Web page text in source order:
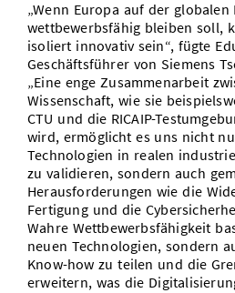
„Wenn Europa auf der globalen
wettbewerbsfähig bleiben soll,
isoliert innovativ sein“, fügte
Geschäftsführer von Siemens
„Eine enge Zusammenarbeit
Wissenschaft, wie sie
CTU und die RICAIP-
wird, ermöglicht es uns nicht
Technologien in realen
zu validieren, sondern auch
Herausforderungen wie die
Fertigung und die
Wahre Wettbewerbsfähigkeit
neuen Technologien, sondern
Know-how zu teilen und die
erweitern, was die